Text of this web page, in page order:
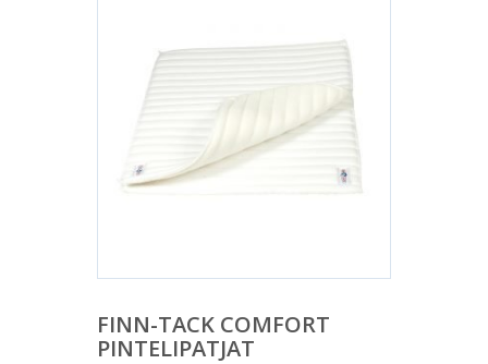
FINN-TACK COMFORT
PINTELIPATJAT